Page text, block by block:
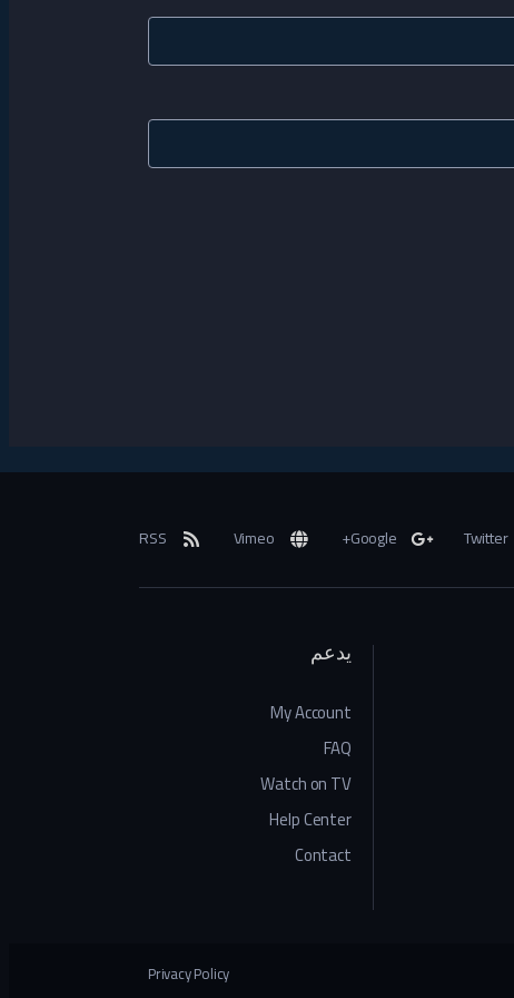
Twitter
Google+
Vimeo
RSS
يدعم
My Account
FAQ
Watch on TV
Help Center
Contact
Privacy Policy